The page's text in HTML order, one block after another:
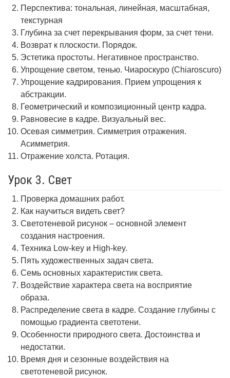
Перспектива: тональная, линейная, масштабная,
текстурная
Глубина за счет перекрывания форм, за счет тени.
Возврат к плоскости. Порядок.
Эстетика простоты. Негативное пространство.
Упрощение светом, тенью. Чиароскуро (Chiaroscuro)
Упрощение кадрирования. Прием упрощения к
абстракции.
Геометрический и композиционный центр кадра.
Равновесие в кадре. Визуальный вес.
Осевая симметрия. Симметрия отражения.
Асимметрия.
Отражение холста. Ротация.
Урок 3. Свет
Проверка домашних работ.
Как научиться видеть свет?
Светотеневой рисунок – основной элемент
создания настроения.
Техника Low-key и High-key.
Пять художественных задач света.
Семь основных характеристик света.
Воздействие характера света на восприятие
образа.
Распределение света в кадре. Создание глубины с
помощью градиента светотени.
Особенности природного света. Достоинства и
недостатки.
Время дня и сезонные воздействия на
светотеневой рисунок.